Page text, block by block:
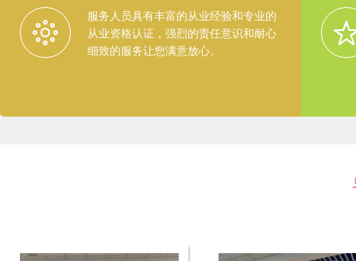
服务人员具有丰富的从业经验和专业的
从业资格认证，强烈的责任意识和耐心
细致的服务让您满意放心。